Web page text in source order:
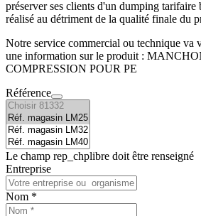
préserver ses clients d'un dumping tarifaire
réalisé au détriment de la qualité finale du
Notre service commercial ou technique va
une information sur le produit :
COMPRESSION POUR PE
Référence
Le champ rep_chplibre doit être renseigné
Entreprise
Nom *